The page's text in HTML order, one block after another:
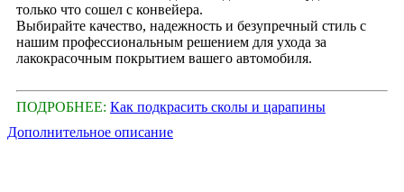
только что сошел с конвейера.
Выбирайте качество, надежность и безупречный стиль с
нашим профессиональным решением для ухода за
лакокрасочным покрытием вашего автомобиля.
ПОДРОБНЕЕ: Как подкрасить сколы и царапины
Дополнительное описание